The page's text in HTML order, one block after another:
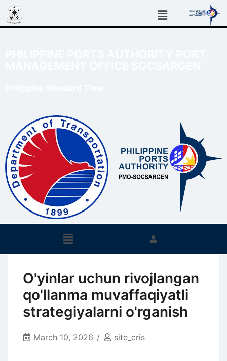
O'yinlar uchun rivojlangan
qo'llanma muvaffaqiyatli
strategiyalarni o'rganish
March 10, 2026 site_cris